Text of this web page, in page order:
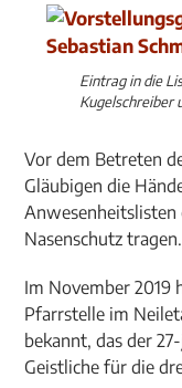
Eintrag in die
Kugelschreiber
Vor dem Betreten
Gläubigen die
Nasenschutz tragen.
Im November 2019
Pfarrstelle im
bekannt, das der
Geistliche für die